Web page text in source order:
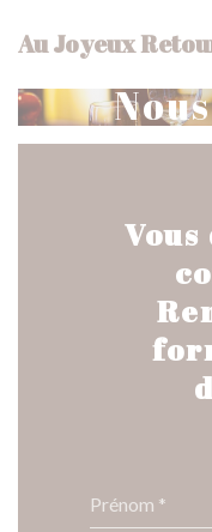
Au Joyeux